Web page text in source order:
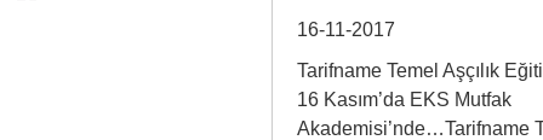
16-11-2017
Tarifname Temel Aşçılık
16 Kasım’da EKS Mutfak
Akademisi’nde…Tarifname